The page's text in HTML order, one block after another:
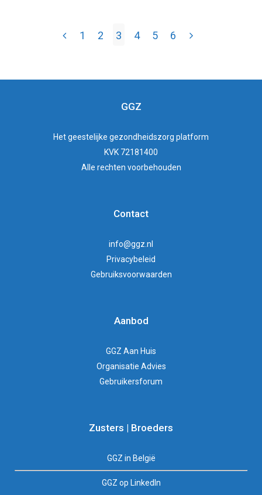
1 2 3 4 5 6
GGZ
Hetgeestelijke gezondheidszorg platform
KVK 72181400
Alle rechten voorbehouden
Contact
info@ggz.nl
Privacybeleid
Gebruiksvoorwaarden
Aanbod
GGZ Aan Huis
Organisatie Advies
Gebruikersforum
Zusters | Broeders
GGZ in België
GGZ op LinkedIn